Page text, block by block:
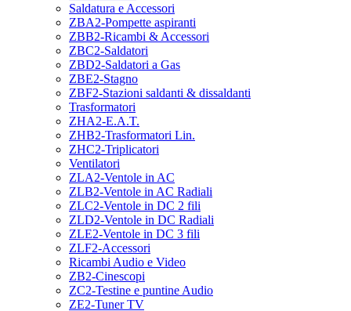
Saldatura e Accessori
ZBA2-Pompette aspiranti
ZBB2-Ricambi & Accessori
ZBC2-Saldatori
ZBD2-Saldatori a Gas
ZBE2-Stagno
ZBF2-Stazioni saldanti & dissaldanti
Trasformatori
ZHA2-E.A.T.
ZHB2-Trasformatori Lin.
ZHC2-Triplicatori
Ventilatori
ZLA2-Ventole in AC
ZLB2-Ventole in AC Radiali
ZLC2-Ventole in DC 2 fili
ZLD2-Ventole in DC Radiali
ZLE2-Ventole in DC 3 fili
ZLF2-Accessori
Ricambi Audio e Video
ZB2-Cinescopi
ZC2-Testine e puntine Audio
ZE2-Tuner TV